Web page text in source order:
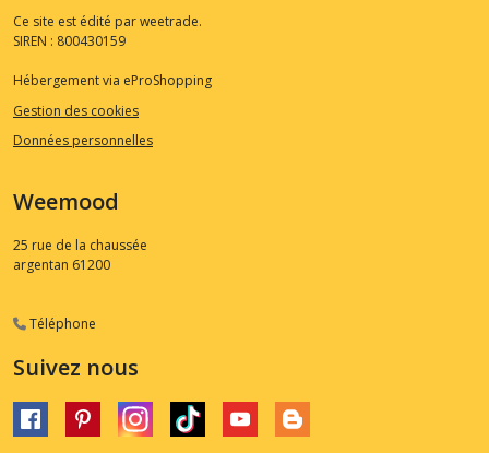
Ce site est édité par weetrade.
SIREN : 800430159
Hébergement via eProShopping
Gestion des cookies
Données personnelles
Weemood
25 rue de la chaussée
argentan 61200
Téléphone
Suivez nous